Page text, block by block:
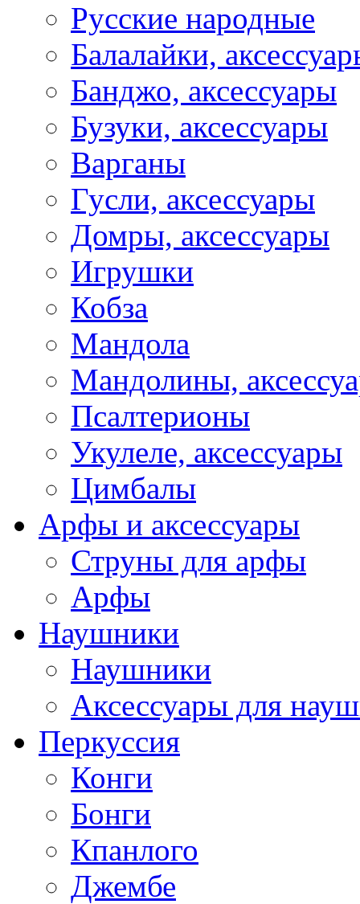
Русские народные
Балалайки,
Банджо, аксессуары
Бузуки, аксессуары
Варганы
Гусли, аксессуары
Домры, аксессуары
Игрушки
Кобза
Мандола
Мандолины,
Псалтерионы
Укулеле, аксессуары
Цимбалы
Арфы и аксессуары
Струны для арфы
Арфы
Наушники
Наушники
Аксессуары для
Перкуссия
Конги
Бонги
Кпанлого
Джембе